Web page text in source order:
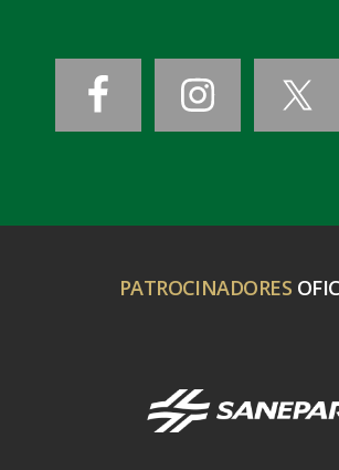
PATROCINADORES